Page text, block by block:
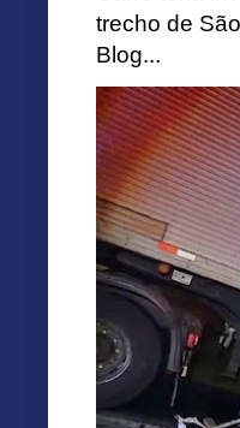
trecho de
Blog...